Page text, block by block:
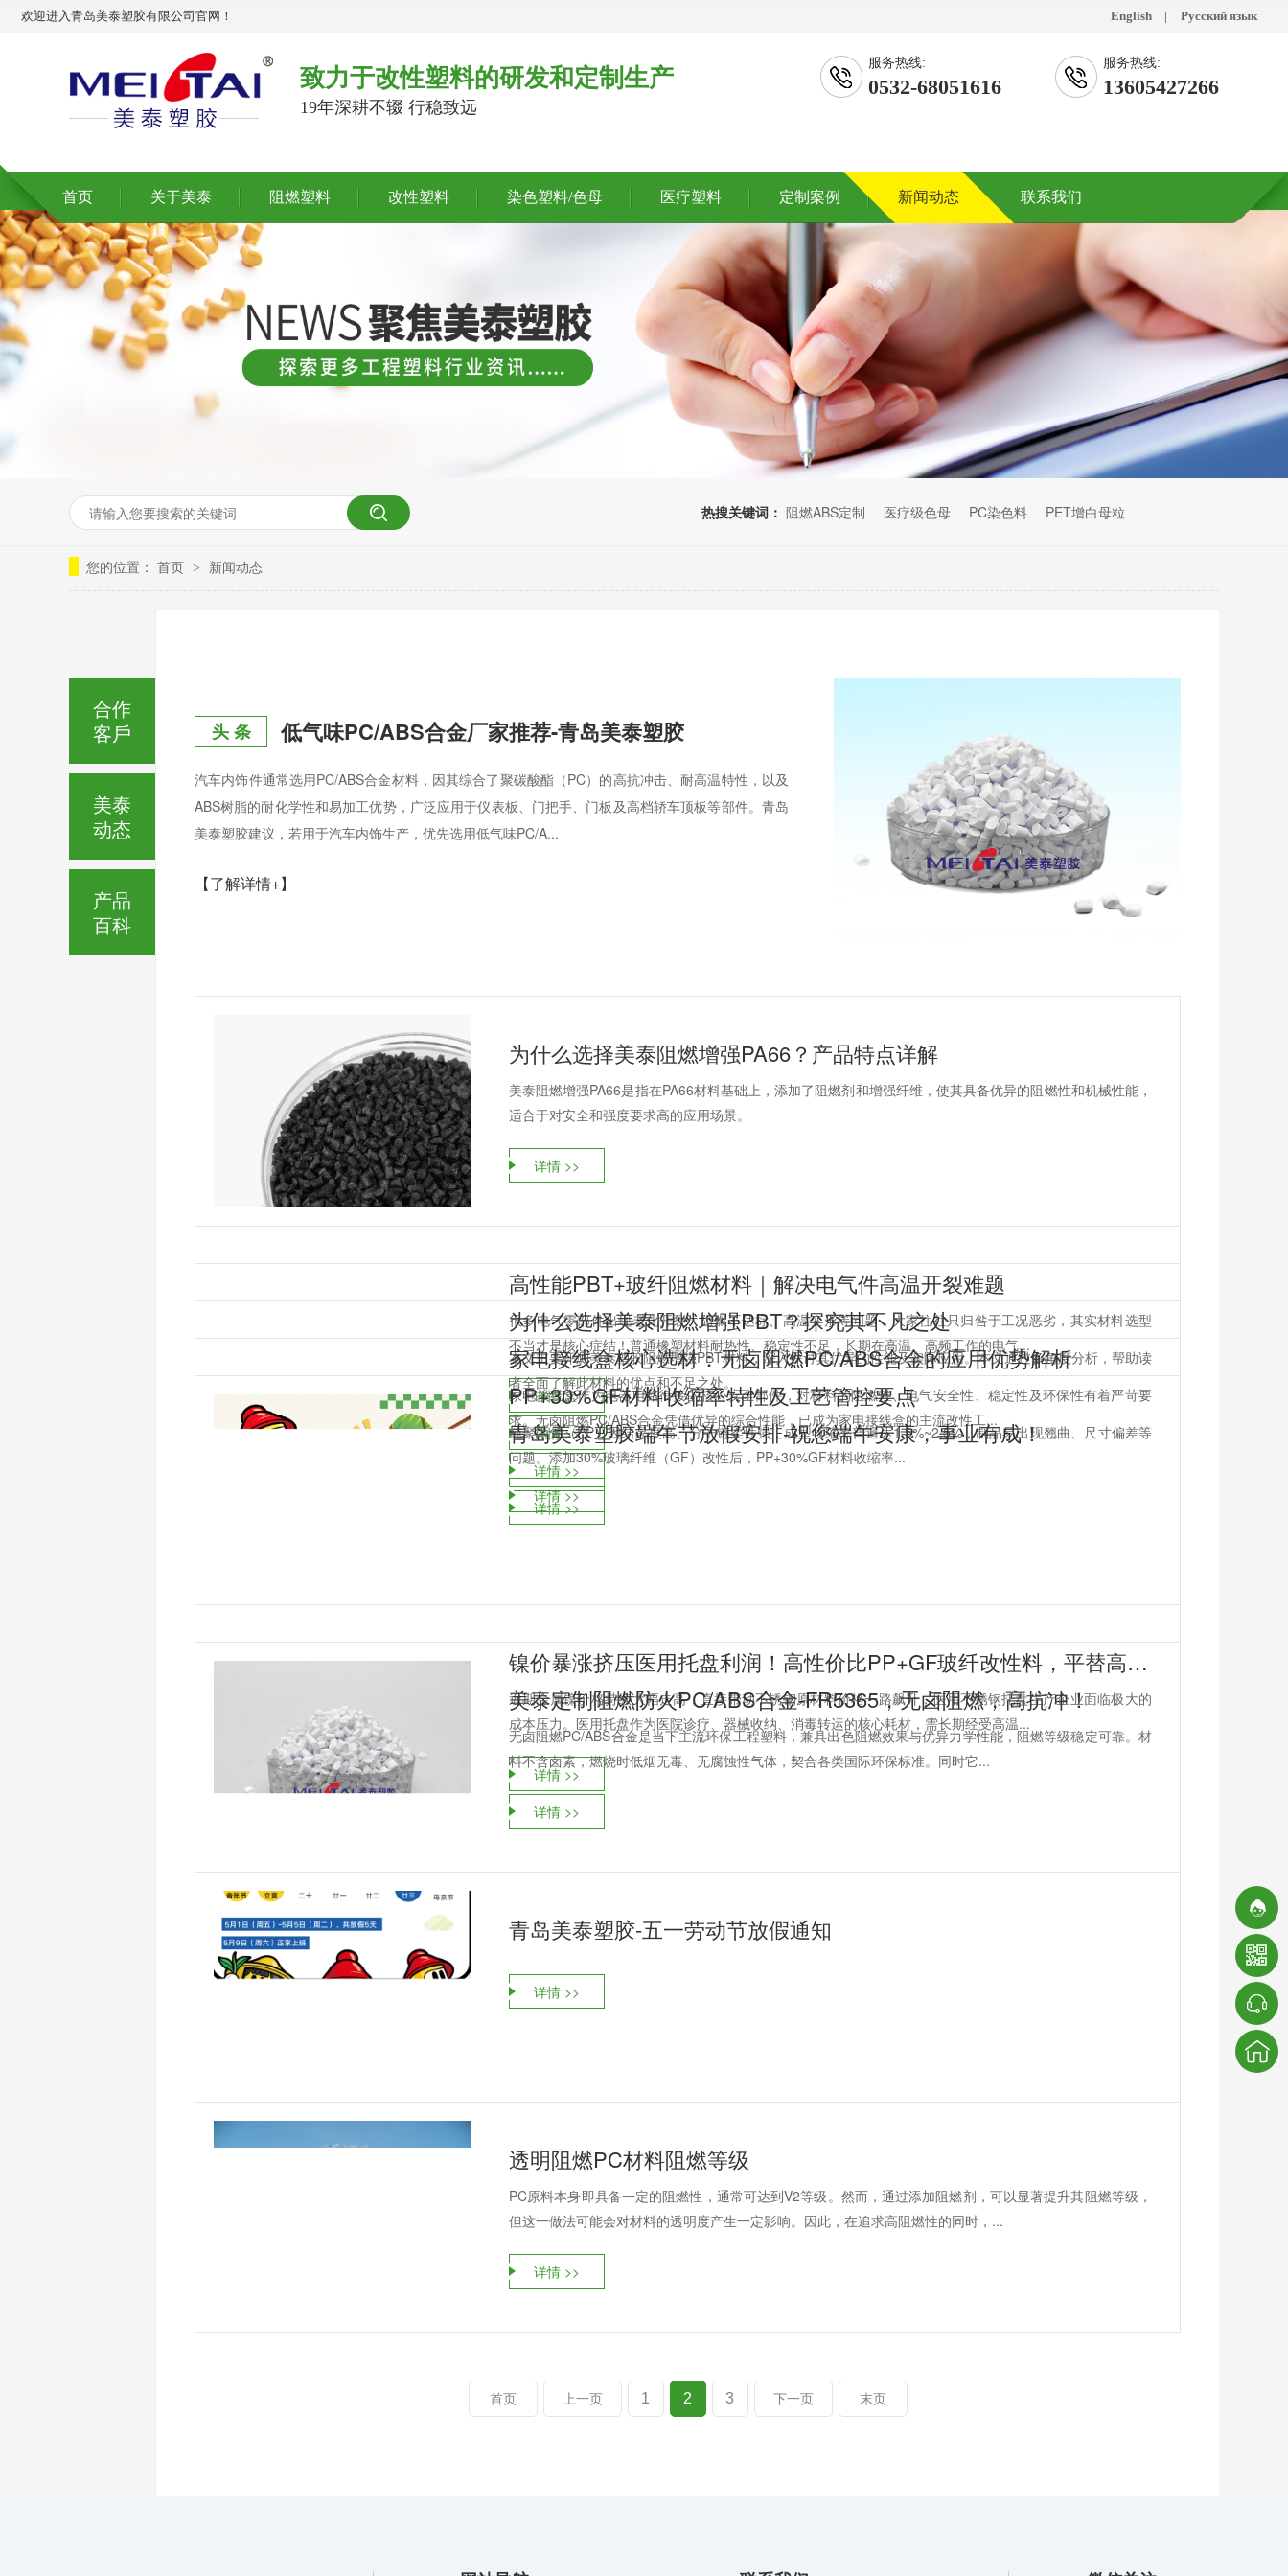
欢迎进入青岛美泰塑胶有限公司官网！ English | Русский язык
致力于改性塑料的研发和定制生产
19年深耕不辍 行稳致远
服务热线:
0532-68051616
服务热线:
13605427266
首页 关于美泰 阻燃塑料 改性塑料 染色塑料/色母 医疗塑料 定制案例 新闻动态 联系我们
热搜关键词： 阻燃ABS定制 医疗级色母 PC染色料 PET增白母粒
您的位置： 首页 > 新闻动态
头 条 低气味PC/ABS合金厂家推荐-青岛美泰塑胶
汽车内饰件通常选用PC/ABS合金材料，因其综合了聚碳酸酯（PC）的高抗冲击、耐高温特性，以及
ABS树脂的耐化学性和易加工优势，广泛应用于仪表板、门把手、门板及高档轿车顶板等部件。青岛
美泰塑胶建议，若用于汽车内饰生产，优先选用低气味PC/A...
【了解详情+】
为什么选择美泰阻燃增强PA66？产品特点详解
美泰阻燃增强PA66是指在PA66材料基础上，添加了阻燃剂和增强纤维，使其具备优异的阻燃性和机械性能，
适合于对安全和强度要求高的应用场景。
详情 >>
高性能PBT+玻纤阻燃材料｜解决电气件高温开裂难题
很多电气零部件出现老化开裂、阻燃不达标、高温变形等问题，大家往往只归咎于工况恶劣，其实材料选型
不当才是核心症结！普通橡塑材料耐热性、稳定性不足，长期在高温、高频工作的电气...
详情 >>
为什么选择美泰阻燃增强PBT？探究其不凡之处
本文主要评测美泰塑胶阻燃增强PBT材料，深入探讨其优异的性能及实际应用。本文通过多角度分析，帮助读
者全面了解此材料的优点和不足之处。
详情 >>
家电接线盒核心选材：无卤阻燃PC/ABS合金的应用优势解析
家电接线盒作为电器电路衔接的核心安全部件，对材料的阻燃性、电气安全性、稳定性及环保性有着严苛要
求。无卤阻燃PC/ABS合金凭借优异的综合性能，已成为家电接线盒的主流改性工...
详情 >>
PP+30%GF材料收缩率特性及工艺管控要点
纯聚丙烯（PP）因结晶度高、分子链柔性强，成型收缩率普遍达1.5%~2.5%，制品易出现翘曲、尺寸偏差等
问题。添加30%玻璃纤维（GF）改性后，PP+30%GF材料收缩率...
详情 >>
青岛美泰塑胶端午节放假安排-祝您端午安康，事业有成！
详情 >>
镍价暴涨挤压医用托盘利润！高性价比PP+GF玻纤改性料，平替高端医用塑料优选
近期金属镍价格持续大幅走高，直接带动不锈钢原材料价格一路飙升，医用不锈钢托盘生产企业面临极大的
成本压力。医用托盘作为医院诊疗、器械收纳、消毒转运的核心耗材，需长期经受高温...
详情 >>
美泰定制阻燃防火PC/ABS合金-FR5365，无卤阻燃，高抗冲！
无卤阻燃PC/ABS合金是当下主流环保工程塑料，兼具出色阻燃效果与优异力学性能，阻燃等级稳定可靠。材
料不含卤素，燃烧时低烟无毒、无腐蚀性气体，契合各类国际环保标准。同时它...
详情 >>
青岛美泰塑胶-五一劳动节放假通知
详情 >>
透明阻燃PC材料阻燃等级
PC原料本身即具备一定的阻燃性，通常可达到V2等级。然而，通过添加阻燃剂，可以显著提升其阻燃等级，
但这一做法可能会对材料的透明度产生一定影响。因此，在追求高阻燃性的同时，...
详情 >>
首页 上一页 1 2 3 下一页 末页
合作
客戶
美泰
动态
产品
百科